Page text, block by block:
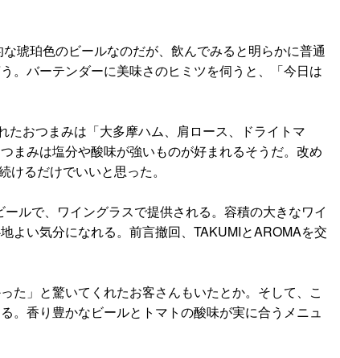
琥珀色のビールなのだが、飲んでみると明らかに普通
。バーテンダーに美味さのヒミツを伺うと、「今日は
おつまみは「大多摩ハム、肩ロース、ドライトマ
まみは塩分や酸味が強いものが好まれるそうだ。改め
るだけでいいと思った。
ルで、ワイングラスで提供される。容積の大きなワイ
よい気分になれる。前言撤回、TAKUMIとAROMAを交
た」と驚いてくれたお客さんもいたとか。そして、こ
。香り豊かなビールとトマトの酸味が実に合うメニュ